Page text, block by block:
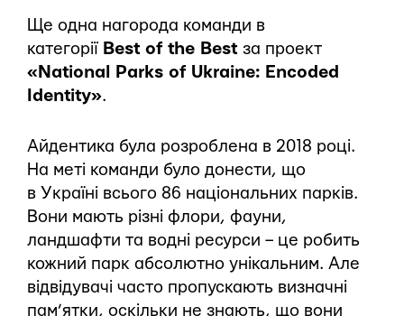
Ще одна нагорода команди в
категорії Best of the Best за проект
«National Parks of Ukraine: Encoded
Identity».
Айдентика була розроблена в 2018 році.
На меті команди було донести, що
в Україні всього 86 національних парків.
Вони мають різні флори, фауни,
ландшафти та водні ресурси – це робить
кожний парк абсолютно унікальним. Але
відвідувачі часто пропускають визначні
пам’ятки, оскільки не знають, що вони